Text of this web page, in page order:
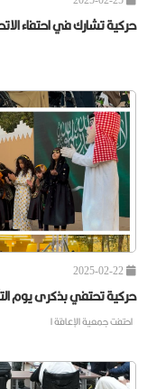
2025-02-25
حركية تشارك في احتفاء
2025-02-22